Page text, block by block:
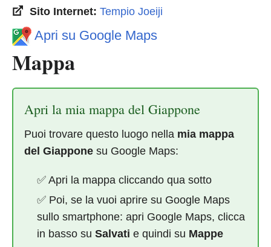
Sito Internet: Tempio Joeiji
Apri su Google Maps
Mappa
Apri la mia mappa del Giappone
Puoi trovare questo luogo nella mia mappa
del Giappone su Google Maps:
✅ Apri la mappa cliccando qua sotto
✅ Poi, se la vuoi aprire su Google Maps
sullo smartphone: apri Google Maps, clicca
in basso su Salvati e quindi su Mappe